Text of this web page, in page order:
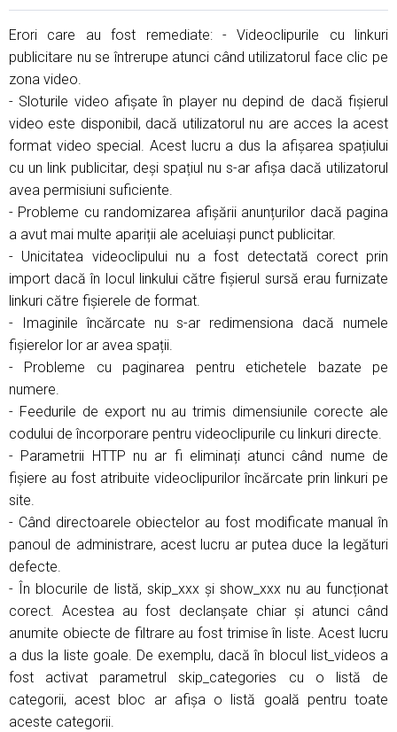
Erori care au fost remediate: - Videoclipurile cu linkuri
publicitare nu se întrerupe atunci când utilizatorul face clic pe
zona video.
- Sloturile video afișate în player nu depind de dacă fișierul
video este disponibil, dacă utilizatorul nu are acces la acest
format video special. Acest lucru a dus la afișarea spațiului
cu un link publicitar, deși spațiul nu s-ar afișa dacă utilizatorul
avea permisiuni suficiente.
- Probleme cu randomizarea afișării anunțurilor dacă pagina
a avut mai multe apariții ale aceluiași punct publicitar.
- Unicitatea videoclipului nu a fost detectată corect prin
import dacă în locul linkului către fișierul sursă erau furnizate
linkuri către fișierele de format.
- Imaginile încărcate nu s-ar redimensiona dacă numele
fișierelor lor ar avea spații.
- Probleme cu paginarea pentru etichetele bazate pe
numere.
- Feedurile de export nu au trimis dimensiunile corecte ale
codului de încorporare pentru videoclipurile cu linkuri directe.
- Parametrii HTTP nu ar fi eliminați atunci când nume de
fișiere au fost atribuite videoclipurilor încărcate prin linkuri pe
site.
- Când directoarele obiectelor au fost modificate manual în
panoul de administrare, acest lucru ar putea duce la legături
defecte.
- În blocurile de listă, skip_xxx și show_xxx nu au funcționat
corect. Acestea au fost declanșate chiar și atunci când
anumite obiecte de filtrare au fost trimise în liste. Acest lucru
a dus la liste goale. De exemplu, dacă în blocul list_videos a
fost activat parametrul skip_categories cu o listă de
categorii, acest bloc ar afișa o listă goală pentru toate
aceste categorii.